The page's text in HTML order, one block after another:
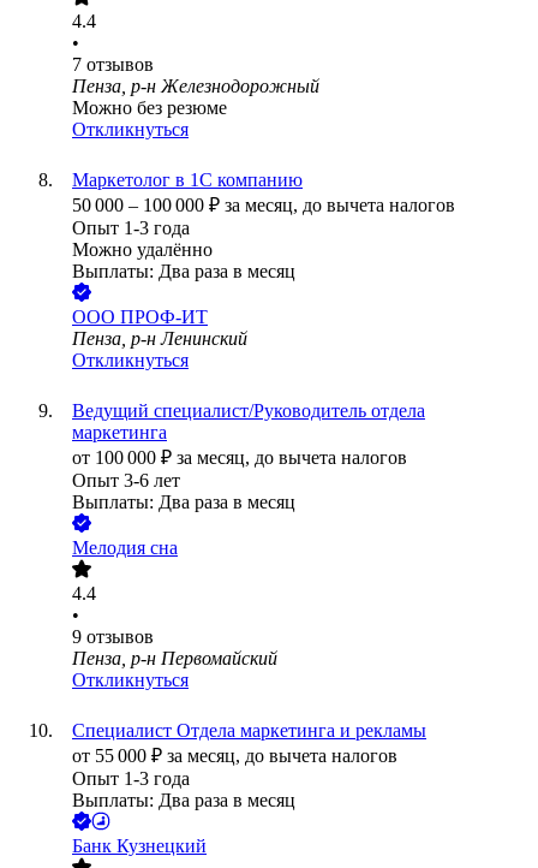
4.4
•
7 отзывов
Пенза, р-н Железнодорожный
Можно без резюме
Откликнуться
Маркетолог в 1С компанию
50 000 – 100 000 ₽ за месяц, до вычета налогов
Опыт 1-3 года
Можно удалённо
Выплаты: Два раза в месяц
ООО ПРОФ-ИТ
Пенза, р-н Ленинский
Откликнуться
Ведущий специалист/Руководитель отдела
маркетинга
от 100 000 ₽ за месяц, до вычета налогов
Опыт 3-6 лет
Выплаты: Два раза в месяц
Мелодия сна
4.4
•
9 отзывов
Пенза, р-н Первомайский
Откликнуться
Специалист Отдела маркетинга и рекламы
от 55 000 ₽ за месяц, до вычета налогов
Опыт 1-3 года
Выплаты: Два раза в месяц
Банк Кузнецкий